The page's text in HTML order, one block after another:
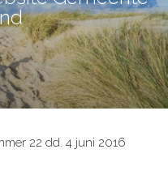
22 dd. 4 juni 2016